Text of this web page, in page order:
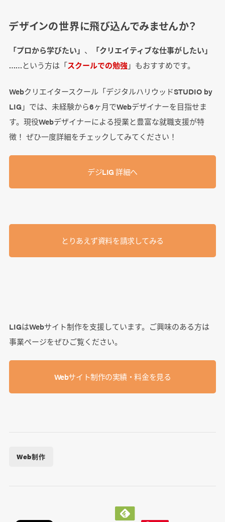
デザインの世界に飛び込んでみませんか？
「プロから学びたい」 、
「クリエイティブな仕事がしたい」
……という方は「スクールでの勉強」もおすすめです。
Webクリエイタースクール「デジタルハリウッドSTUDIO by
LIG」では、未経験から6ヶ月でWebデザイナーを目指せま
す。現役Webデザイナーによる授業と豊富な就職支援が特
徴！ ぜひ一度詳細をチェックしてみてください！
デジLIG 詳細へ
とりあえず資料を請求してみる
LIGはWebサイト制作を支援しています。ご興味のある方は
事業ぺージをぜひご覧ください。
Webサイト制作の実績・料金を見る
Web制作